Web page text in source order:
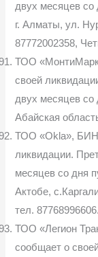
двух месяцев со
г. Алматы, ул.
87772002358,
ТОО
своей
двух месяцев со
Абайская
ТОО «Okla», БИН
ликвидации.
месяцев со дня
Актобе,
тел. 87768996606.
ТОО «Легион
сообщает о